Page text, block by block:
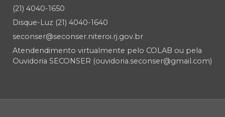
(21) 4040-1650
Disque-Luz (21) 4040-1640
seconser@seconser.niteroi.rj.gov.br
Atendendimento virtualmente pelo COLAB ou pela
Ouvidoria SECONSER (ouvidoria.seconser@gmail.com)